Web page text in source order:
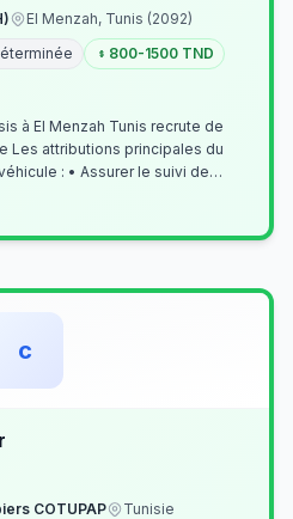
El Menzah, Tunis (2092)
800-1500 TND
à El Menzah Tunis recrute de
Les attributions principales du
: • Assurer le suivi de
c
COTUPAP
Tunisie